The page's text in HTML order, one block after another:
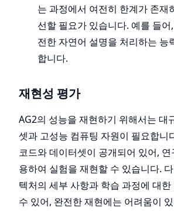
는 과정에서 여전히 한계가 존재
선할 필요가 있습니다. 예를 들
전한 자연어 설명을 처리하는 능
합니다.
재현성 평가
AG2의 성능을 재현하기 위해서는 대
셋과 고성능 컴퓨팅 자원이 필요합니
코드와 데이터셋이 공개되어 있어,
용하여 실험을 재현할 수 있습니다.
텍처의 세부 사항과 학습 과정에 대
수 있어, 완전한 재현에는 어려움이